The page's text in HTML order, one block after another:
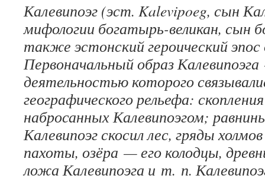
Калевипоэг (эст. Kalevipoeg, сын
мифологии богатырь-великан, сын
также эстонский героический
Первоначальный образ
деятельностью которого
географического рельефа:
набросанных Калевипоэгом;
Калевипоэг скосил лес, гряды
пахоты, озёра — его колодцы,
ложа Калевипоэга и т. п.